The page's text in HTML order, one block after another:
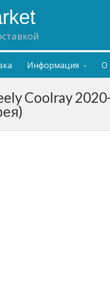
Информация О
Coolray